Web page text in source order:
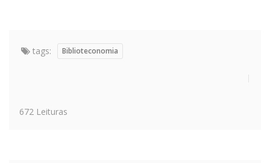
tags: Biblioteconomia
672 Leituras